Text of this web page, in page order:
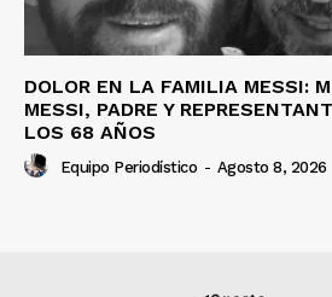
DOLOR EN LA FAMILIA MESSI:
MESSI, PADRE Y
LOS 68 AÑOS
Equipo Periodístico - Agosto 8, 2026